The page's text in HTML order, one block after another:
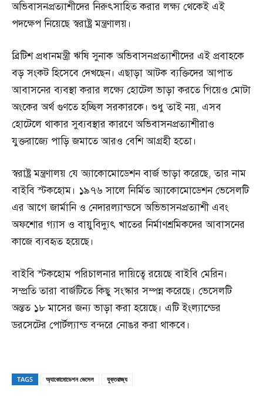
অভিবাসনপ্রত্যাশীদের নিরুৎসাহিত করার লক্ষ্য থেকেই এই
পদক্ষেপ নিয়েছে স্বরাষ্ট্র মন্ত্রণালয়।
ব্রিটিশ প্রধানমন্ত্রী ঋষি সুনাক অভিবাসনপ্রত্যাশীদের এই প্রবাহকে
বড় সংকট হিসেবে দেখছেন। এছাড়া আটক ব্যক্তিদের আপাত
আবাসনের ব্যবস্থা করার লক্ষ্যে হোটেল ভাড়া করতে গিয়েও মোটা
অংকের অর্থ গুণতে হচ্ছিল সরকারকে। শুধু তাই নয়, এসব
হোটেলে থাকার সুব্যবস্থার কারণে অভিবাসনপ্রত্যাশীরাও
যুক্তরাজ্যে পাড়ি জমাতে আরও বেশি আগ্রহী হতো।
স্বরাষ্ট্র মন্ত্রণালয় যে অ্যাকোমোডেশন বার্জ ভাড়া করেছে, তার নাম
বাইবি স্টকহোম। ১৯৭৬ সালে নির্মিত অ্যাকোমোডেশন ভেসেলটি
এর আগে জার্মানি ও নেদারল্যান্ডসে অভিভাসনপ্রত্যাশী এবং
অফশোর গ্যাস ও বায়ুবিদ্যুৎ খাতের নির্মাণশ্রমিকদের আবাসনের
কাজে ব্যবহৃত হয়েছে।
বাইবি স্টকহোম পরিচালনার দায়িত্বে রয়েছে বাইবি মেরিন।
সম্প্রতি তারা বার্জটিতে কিছু সংস্কার সম্পন্ন করেছে। ভেসেলটি
অন্তত ১৮ মাসের জন্য ভাড়া করা হয়েছে। এটি ইংল্যান্ডের
ডরসেটের পোর্টল্যান্ড বন্দরে নোঙর করা থাকবে।
TAGS অ্যাকোমোডেশন ভেসেল যুক্তরাজ্য